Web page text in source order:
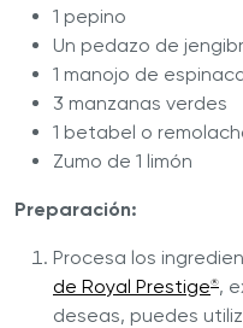
1 pepino
Un pedazo de
1 manojo de
3 manzanas verdes
1 betabel o
Zumo de 1 limón
Preparación:
Procesa los
de Royal Prestige®,
deseas, puedes